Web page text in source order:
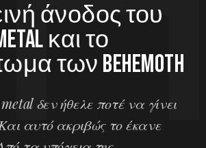
άνοδος του
και το
των Behemoth
δεν ήθελε ποτέ να γίνει
αυτό ακριβώς το έκανε